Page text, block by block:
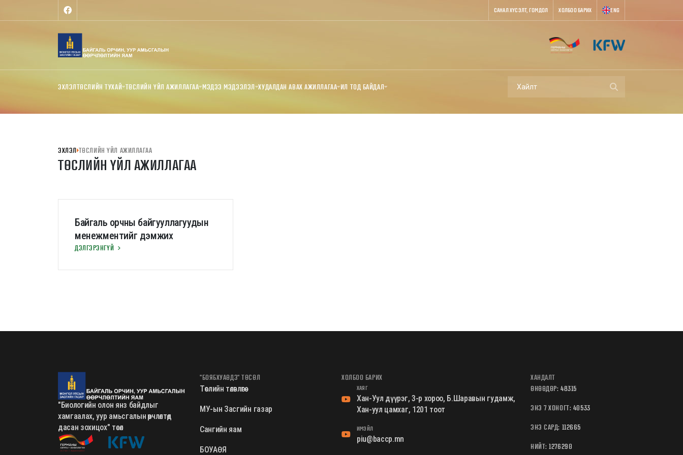
САНАЛ ХҮСЭЛТ, ГОМДОЛ ХОЛБОО БАРИХ ENG
ЭХЛЭЛТӨСЛИЙН ТУХАЙ ТӨСЛИЙН ҮЙЛ АЖИЛЛАГАА МЭДЭЭ МЭДЭЭЛЭЛ ХУДАЛДАН АВАХ АЖИЛЛАГАА ИЛ ТОД БАЙДАЛ
ЭХЛЭЛ ТӨСЛИЙН ҮЙЛ АЖИЛЛАГАА
ТӨСЛИЙН ҮЙЛ АЖИЛЛАГАА
Байгаль орчны байгууллагуудын
менежментийг дэмжих
ДЭЛГЭРЭНГҮЙ
"Биологийн олон янз байдлыг
хамгаалах, уур амьсгалын өөрчлөлтөд
дасан зохицох" төсөл
"БОЯБХУАӨДЗ" ТӨСӨЛ
Төслийн төлөвлөгөө
МУ-ын Засгийн газар
Сангийн яам
БОУАӨЯ
ХОЛБОО БАРИХ
ХАЯГ
Хан-Уул дүүрэг, 3-р хороо, Б.Шаравын гудамж,
Хан-уул цамхаг, 1201 тоот
ИМЭЙЛ
piu@baccp.mn
ХАНДАЛТ
ӨНӨӨДӨР:48315
ЭНЭ 7 ХОНОГТ: 40533
ЭНЭ САРД: 112665
НИЙТ:1276290